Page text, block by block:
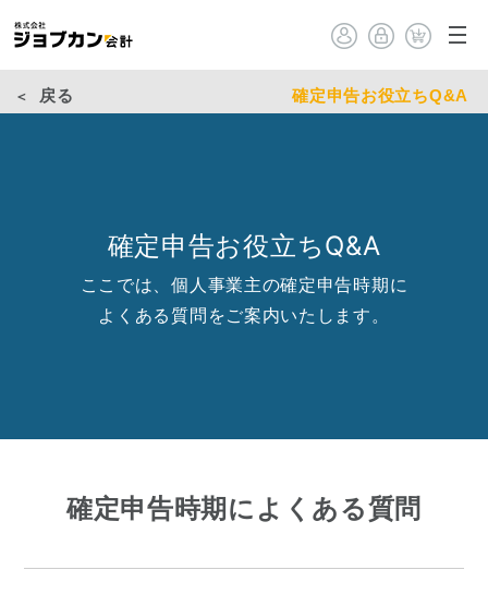
戻る 確定申告お役立ちQ&A
確定申告お役立ちQ&A
ここでは、個人事業主の確定申告時期に
よくある質問をご案内いたします。
確定申告時期によくある質問